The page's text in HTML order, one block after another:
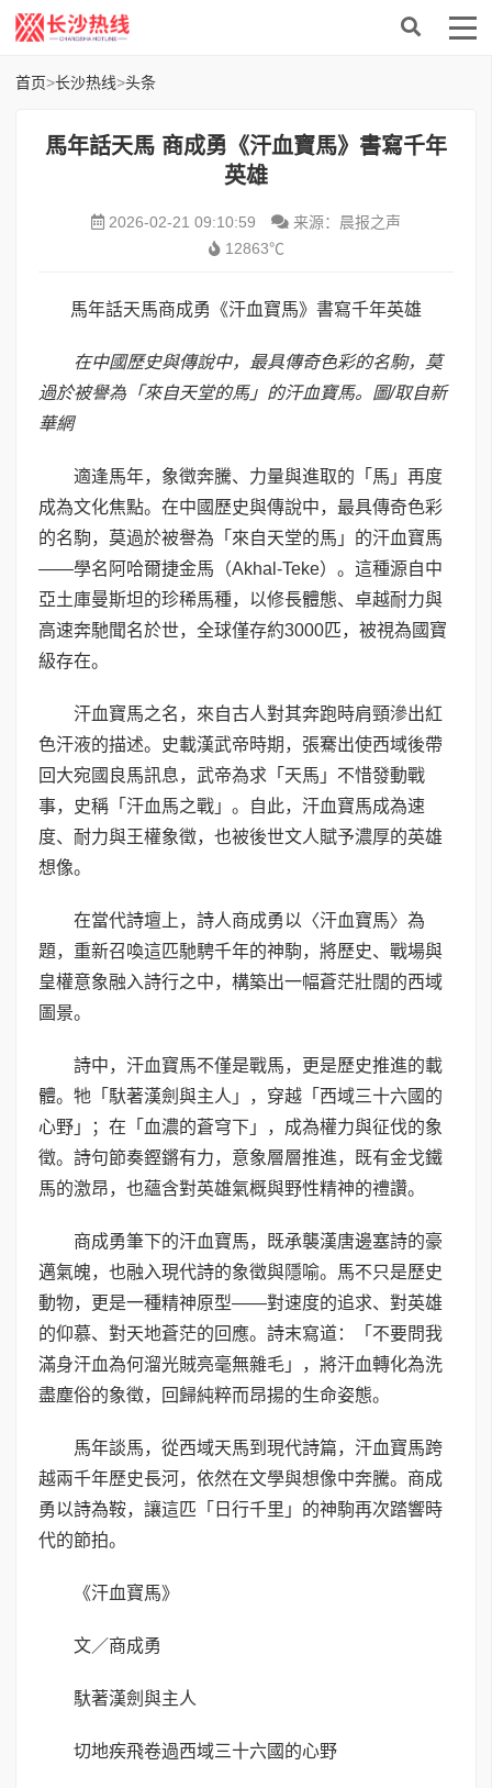
首页>长沙热线>头条
馬年話天馬 商成勇《汗血寶馬》書寫千年
英雄
2026-02-21 09:10:59
来源：晨报之声
12863℃
馬年話天馬商成勇《汗血寶馬》書寫千年英雄
在中國歷史與傳說中，最具傳奇色彩的名駒，莫
過於被譽為「來自天堂的馬」的汗血寶馬。圖/取自新
華網
適逢馬年，象徵奔騰、力量與進取的「馬」再度
成為文化焦點。在中國歷史與傳說中，最具傳奇色彩
的名駒，莫過於被譽為「來自天堂的馬」的汗血寶馬
——學名阿哈爾捷金馬（Akhal-Teke）。這種源自中
亞土庫曼斯坦的珍稀馬種，以修長體態、卓越耐力與
高速奔馳聞名於世，全球僅存約3000匹，被視為國寶
級存在。
汗血寶馬之名，來自古人對其奔跑時肩頸滲出紅
色汗液的描述。史載漢武帝時期，張騫出使西域後帶
回大宛國良馬訊息，武帝為求「天馬」不惜發動戰
事，史稱「汗血馬之戰」。自此，汗血寶馬成為速
度、耐力與王權象徵，也被後世文人賦予濃厚的英雄
想像。
在當代詩壇上，詩人商成勇以〈汗血寶馬〉為
題，重新召喚這匹馳騁千年的神駒，將歷史、戰場與
皇權意象融入詩行之中，構築出一幅蒼茫壯闊的西域
圖景。
詩中，汗血寶馬不僅是戰馬，更是歷史推進的載
體。牠「馱著漢劍與主人」，穿越「西域三十六國的
心野」；在「血濃的蒼穹下」，成為權力與征伐的象
徵。詩句節奏鏗鏘有力，意象層層推進，既有金戈鐵
馬的激昂，也蘊含對英雄氣概與野性精神的禮讚。
商成勇筆下的汗血寶馬，既承襲漢唐邊塞詩的豪
邁氣魄，也融入現代詩的象徵與隱喻。馬不只是歷史
動物，更是一種精神原型——對速度的追求、對英雄
的仰慕、對天地蒼茫的回應。詩末寫道：「不要問我
滿身汗血為何溜光賊亮毫無雜毛」，將汗血轉化為洗
盡塵俗的象徵，回歸純粹而昂揚的生命姿態。
馬年談馬，從西域天馬到現代詩篇，汗血寶馬跨
越兩千年歷史長河，依然在文學與想像中奔騰。商成
勇以詩為鞍，讓這匹「日行千里」的神駒再次踏響時
代的節拍。
《汗血寶馬》
文／商成勇
馱著漢劍與主人
切地疾飛卷過西域三十六國的心野